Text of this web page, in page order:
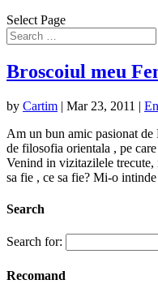
Select Page
Broscoiul meu
by Cartim | Mar 23, 2011 |
Am un bun amic pasionat de
de filosofia orientala , pe
Venind in vizitazilele trecute,
sa fie , ce sa fie? Mi-o
Search
Search for:
Recomand